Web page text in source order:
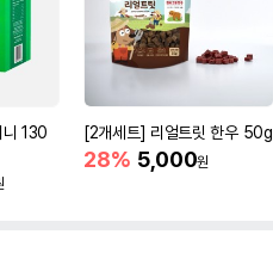
니 130
[2개세트] 리얼트릿 한우 50g
28% 5,000원